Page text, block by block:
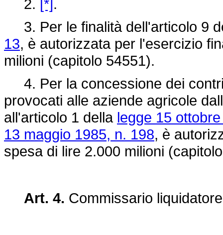
2. [*].
3. Per le finalità dell'articolo 9
13, è autorizzata per l'esercizio
milioni (capitolo 54551).
4. Per la concessione dei
provocati alle aziende agricole
all'articolo 1 della legge 15
13 maggio 1985, n. 198, è
spesa di lire 2.000 milioni
Art. 4. Commissario